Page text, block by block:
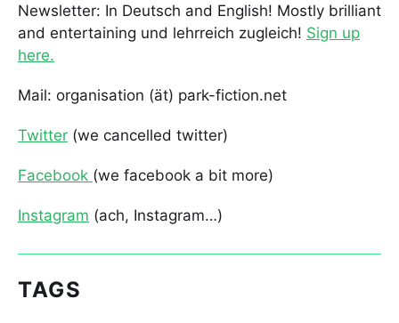
Newsletter: In Deutsch and English! Mostly brilliant
and entertaining und lehrreich zugleich! Sign up
here.
Mail: organisation (ät) park-fiction.net
Twitter (we cancelled twitter)
Facebook (we facebook a bit more)
Instagram (ach, Instagram…)
TAGS